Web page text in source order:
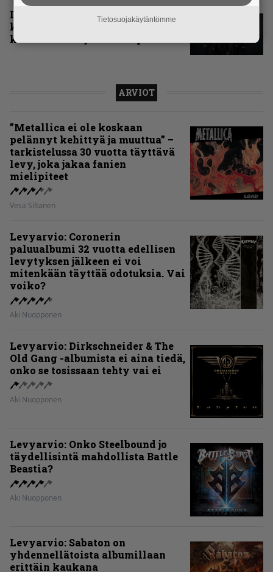
Inferno valitsi vuoden 2024
kovimmat albumit – tässä
kotimaisten kymmenen parasta
ARVIOT
”Metallica ei ole koskaan
pelännyt kehittyä ja muuttua” –
tarkistelussa 30 vuotta täyttävä
levy, joka jakaa fanien
mielipiteet
Vesa Siltanen
Levyarvio: Coronerin
paluualbumi 32 vuotta edellisen
levytyksen jälkeen ei voi
mitenkään täyttää odotuksia. Vai
voiko?
Aki Nuopponen
Levyarvio: Dirkschneider & The
Old Gang -albumista ei aina tiedä,
onko se tosissaan tehty vai ei
Aki Nuopponen
Levyarvio: Onko Steelbound jo
täydellisintä mahdollista Battle
Beastia?
Aki Nuopponen
Levyarvio: Sabaton on
yhdennellätoista albumillaan
erittäin kaukana
Tietosuojakäytäntömme